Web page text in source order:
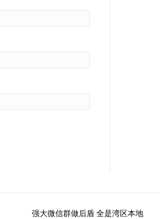
强大微信群做后盾 全是湾区本地